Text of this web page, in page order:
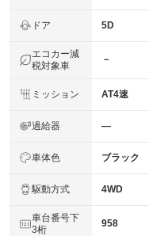
ドア 5D
エコカー減
税対象車
－
ミッション AT4速
過給器 ―
車体色 ブラック
駆動方式 4WD
車台番号下
3桁
958